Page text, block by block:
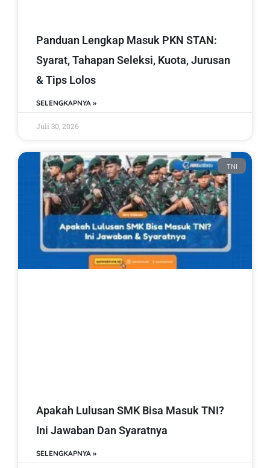
Panduan Lengkap Masuk PKN STAN:
Syarat, Tahapan Seleksi, Kuota, Jurusan
& Tips Lolos
SELENGKAPNYA »
Juli 30, 2026
TNI
Apakah Lulusan SMK Bisa Masuk TNI?
Ini Jawaban Dan Syaratnya
SELENGKAPNYA »